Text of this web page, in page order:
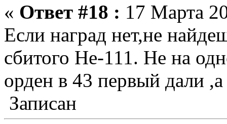
« Ответ #18 : 17 Марта
Если наград нет,не
сбитого Не-111. Не на
орден в 43 первый дали
Записан